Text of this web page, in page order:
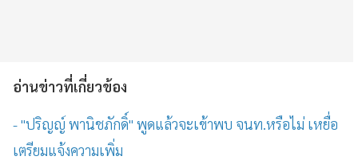
อ่านข่าวที่เกี่ยวข้อง
- "ปริญญ์ พานิชภักดิ์" พูดแล้วจะเข้าพบ จนท.หรือไม่ เหยื่อ
เตรียมแจ้งความเพิ่ม